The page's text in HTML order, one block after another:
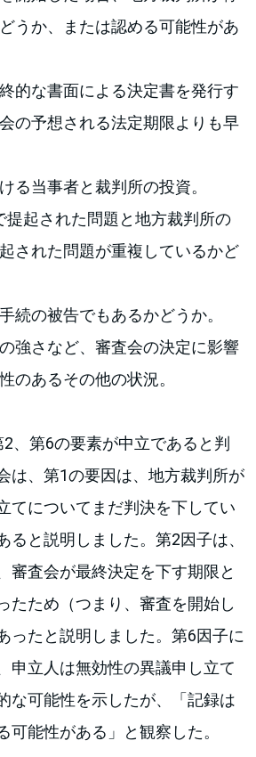
うか、または認める可能性があ
的な書面による決定書を発行す
の予想される法定期限よりも早
る当事者と裁判所の投資。
提起された問題と地方裁判所の
された問題が重複しているかど
続の被告でもあるかどうか。
強さなど、審査会の決定に影響
のあるその他の状況。
、第6の要素が中立であると判
は、第1の要因は、地方裁判所が
てについてまだ判決を下してい
ると説明しました。第2因子は、
審査会が最終決定を下す期限と
たため（つまり、審査を開始し
ったと説明しました。第6因子に
申立人は無効性の異議申し立て
な可能性を示したが、「記録は
可能性がある」と観察した。